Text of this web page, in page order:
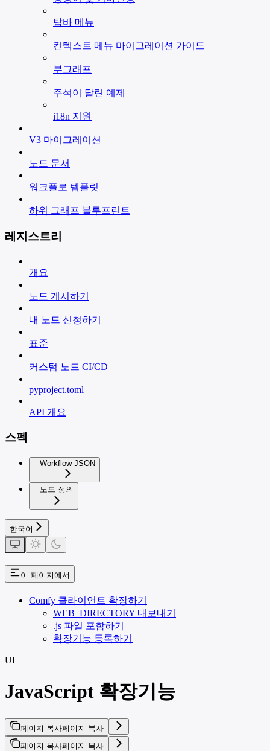
탑바 메뉴
컨텍스트 메뉴 마이그레이션 가이드
부그래프
주석이 달린 예제
i18n 지원
V3 마이그레이션
노드 문서
워크플로 템플릿
하위 그래프 블루프린트
레지스트리
개요
노드 게시하기
내 노드 신청하기
표준
커스텀 노드 CI/CD
pyproject.toml
API 개요
스펙
Workflow JSON
노드 정의
한국어
이 페이지에서
Comfy 클라이언트 확장하기
WEB_DIRECTORY 내보내기
.js 파일 포함하기
확장기능 등록하기
UI
JavaScript 확장기능
페이지 복사페이지 복사
페이지 복사페이지 복사